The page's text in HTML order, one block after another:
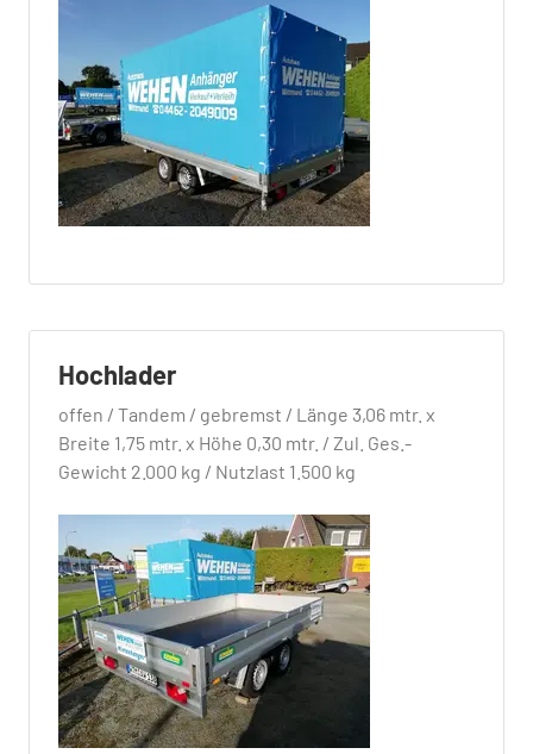
Hochlader
offen / Tandem / gebremst / Länge 3,06 mtr. x
Breite 1,75 mtr. x Höhe 0,30 mtr. / Zul. Ges.-
Gewicht 2.000 kg / Nutzlast 1.500 kg